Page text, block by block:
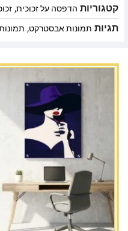
קטגוריות הדפסה על זכוכית,
תגיות תמונות אבסטרקט,